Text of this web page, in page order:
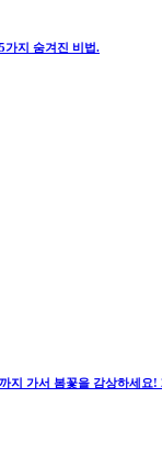
가지 숨겨진 비법.
지 가서 봄꽃을 감상하세요!